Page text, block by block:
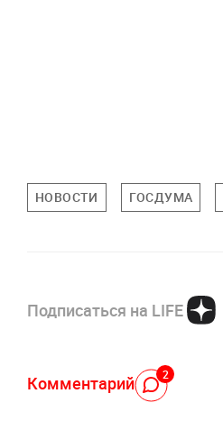
НОВОСТИ ГОСДУМА
Подписаться на LIFE
Комментарий 2